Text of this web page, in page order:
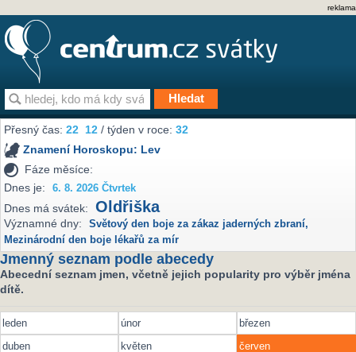
reklama
Přesný čas:22 12 / týden v roce:32
Znamení Horoskopu: Lev
Fáze měsíce:
Dnes je:
6. 8. 2026 Čtvrtek
Dnes má svátek: Oldřiška
Významné dny: Světový den boje za zákaz jaderných zbraní,
Mezinárodní den boje lékařů za mír
Jmenný seznam podle abecedy
Abecední seznam jmen, včetně jejich popularity pro výběr jména
dítě.
leden únor
březen
duben
květen
červen